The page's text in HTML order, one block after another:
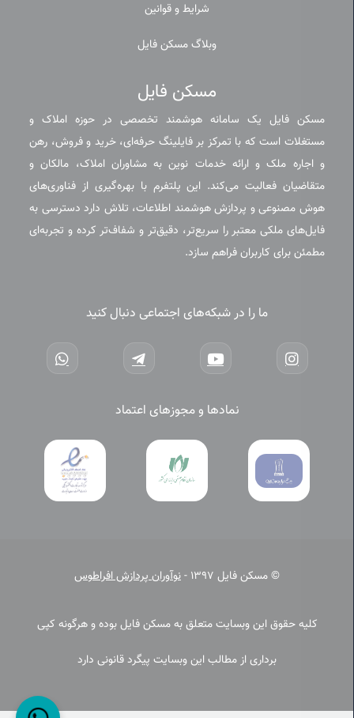
شرایط و قوانین
وبلاگ مسکن فایل
مسکن فایل
مسکن فایل یک سامانه هوشمند تخصصی در حوزه املاک و
مستغلات است که با تمرکز بر فایلینگ حرفه‌ای، خرید و فروش، رهن
و اجاره ملک و ارائه خدمات نوین به مشاوران املاک، مالکان و
متقاضیان فعالیت می‌کند. این پلتفرم با بهره‌گیری از فناوری‌های
هوش مصنوعی و پردازش هوشمند اطلاعات، تلاش دارد دسترسی به
فایل‌های ملکی معتبر را سریع‌تر، دقیق‌تر و شفاف‌تر کرده و تجربه‌ای
مطمئن برای کاربران فراهم سازد.
ما را در شبکه‌های اجتماعی دنبال کنید
نمادها و مجوزهای اعتماد
© مسکن فایل 1397 - نوآوران پردازش افراطوس
کلیه حقوق این وبسایت متعلق به مسکن فایل بوده و هرگونه کپی
برداری از مطالب این وبسایت پیگرد قانونی دارد